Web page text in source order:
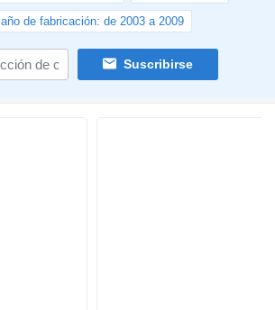
año de fabricación: de 2003 a 2009
Suscribirse